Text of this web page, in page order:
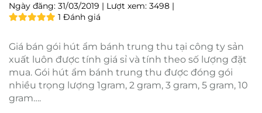
Ngày đăng: 31/03/2019 | Lượt xem: 3498 |
1 Đánh giá
Giá bán gói hút ẩm bánh trung thu tại công ty sản
xuất luôn được tính giá sỉ và tính theo số lượng đặt
mua. Gói hút ẩm bánh trung thu được đóng gói
nhiều trọng lượng 1gram, 2 gram, 3 gram, 5 gram, 10
gram….